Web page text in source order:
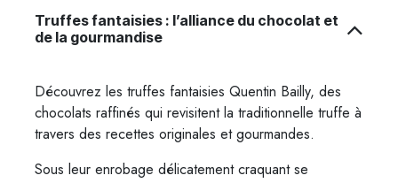
Truffes fantaisies : l’alliance du chocolat et
de la gourmandise
Découvrez les truffes fantaisies Quentin Bailly, des
chocolats raffinés qui revisitent la traditionnelle truffe à
travers des recettes originales et gourmandes.
Sous leur enrobage délicatement craquant se